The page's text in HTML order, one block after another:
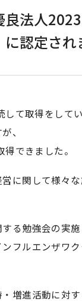
良法人
認定され
して取得をして
、
できました。
に関して様々
する勉強会の実施
ンフルエンザ
増進活動に対